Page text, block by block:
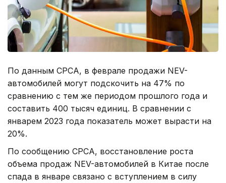
По данным CPCA, в феврале продажи NEV-
автомобилей могут подскочить на 47% по
сравнению с тем же периодом прошлого года и
составить 400 тысяч единиц. В сравнении с
январем 2023 года показатель может вырасти на
20%.
По сообщению CPCA, восстановление роста
объема продаж NEV-автомобилей в Китае после
спада в январе связано с вступлением в силу